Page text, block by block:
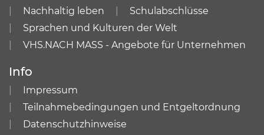
Nachhaltig leben
Schulabschlüsse
Sprachen und Kulturen der Welt
VHS.NACH MASS - Angebote für Unternehmen
Info
Impressum
Teilnahmebedingungen und Entgeltordnung
Datenschutzhinweise